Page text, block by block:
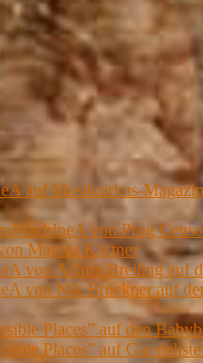
auf Musikzirkus-
von Prog
Marcus Kästner
von Achim Breiling auf
von Nik Brückner auf
Places” auf den
Places” auf